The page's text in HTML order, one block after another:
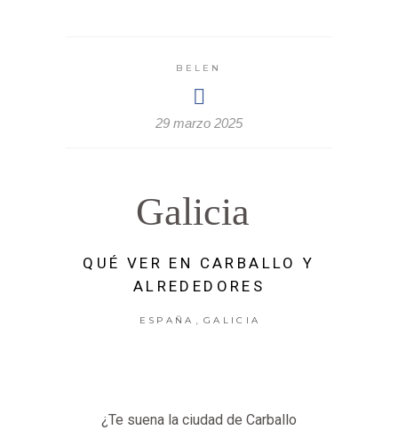
BELEN
29 marzo 2025
Galicia
QUÉ VER EN CARBALLO Y
ALREDEDORES
ESPAÑA , GALICIA
¿Te suena la ciudad de Carballo